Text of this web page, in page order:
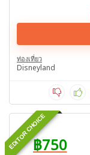
ท่องเที่ยว
Disneyland
EDITOR CHOICE฿750